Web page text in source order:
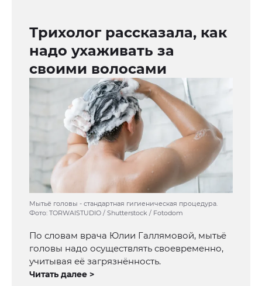
Трихолог рассказала, как
надо ухаживать за
своими волосами
Мытьё головы - стандартная гигиеническая процедура.
Фото: TORWAISTUDIO / Shutterstock / Fotodom
По словам врача Юлии Галлямовой, мытьё
головы надо осуществлять своевременно,
учитывая её загрязнённость.
Читать далее >